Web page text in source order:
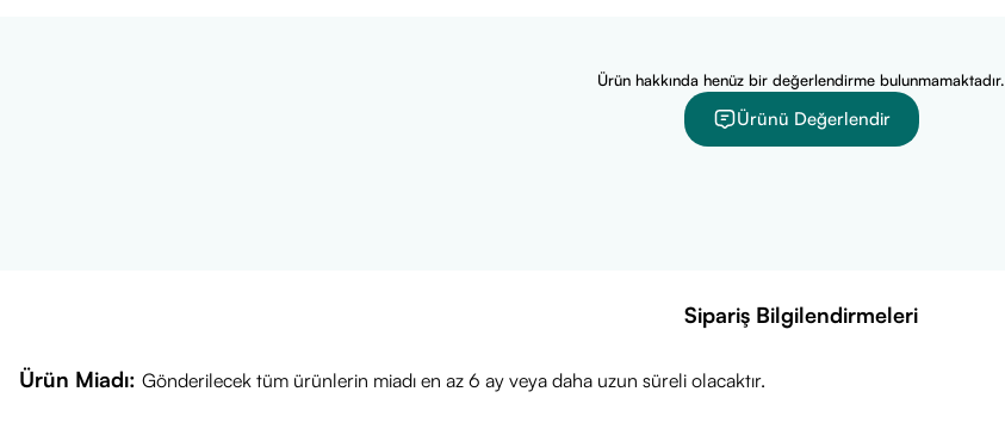
Ürün hakkında henüz bir değerlendirme bulunmamaktadır.
Ürünü Değerlendir
Sipariş Bilgilendirmeleri
Ürün Miadı: Gönderilecek tüm ürünlerin miadı en az 6 ay veya daha uzun süreli olacaktır.